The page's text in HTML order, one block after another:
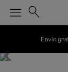
Envío